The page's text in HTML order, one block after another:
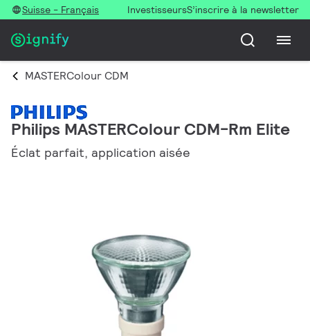
Suisse - Français InvestisseursS’inscrire à la newsletter
MASTERColour CDM
Philips MASTERColour CDM-Rm Elite
Éclat parfait, application aisée